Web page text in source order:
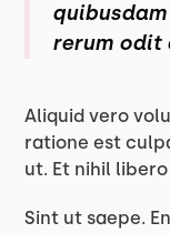
rerum odit
Aliquid vero
ratione est
ut. Et nihil
Sint ut saepe.